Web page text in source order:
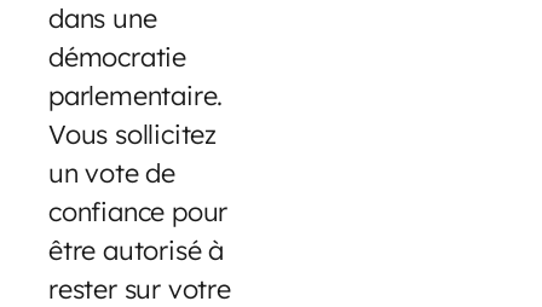
dans une
démocratie
parlementaire.
Vous sollicitez
un vote de
confiance pour
être autorisé à
rester sur votre